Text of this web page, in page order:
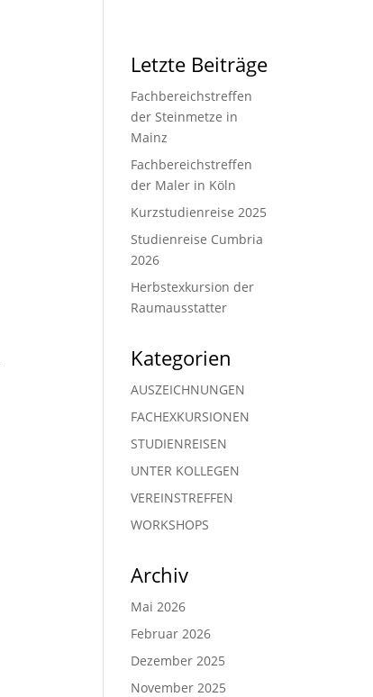
Letzte Beiträge
Fachbereichstreffen
der Steinmetze in
Mainz
Fachbereichstreffen
der Maler in Köln
Kurzstudienreise 2025
Studienreise Cumbria
2026
Herbstexkursion der
Raumausstatter
Kategorien
AUSZEICHNUNGEN
FACHEXKURSIONEN
STUDIENREISEN
UNTER KOLLEGEN
VEREINSTREFFEN
WORKSHOPS
Archiv
Mai 2026
Februar 2026
Dezember 2025
November 2025